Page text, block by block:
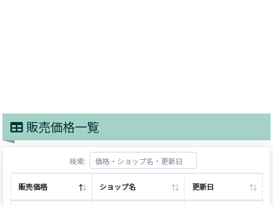
販売価格一覧
検索:
販売価格 ショップ名 更新日